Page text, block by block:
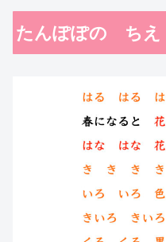
たんぽぽの ちえ